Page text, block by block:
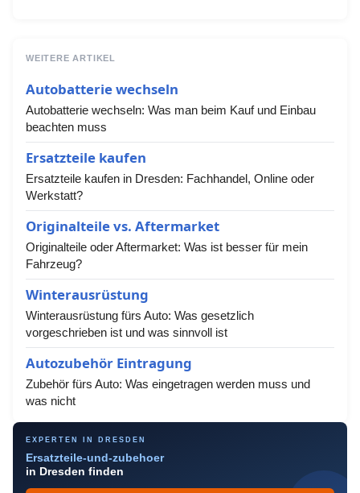
WEITERE ARTIKEL
Autobatterie wechseln
Autobatterie wechseln: Was man beim Kauf und Einbau
beachten muss
Ersatzteile kaufen
Ersatzteile kaufen in Dresden: Fachhandel, Online oder
Werkstatt?
Originalteile vs. Aftermarket
Originalteile oder Aftermarket: Was ist besser für mein
Fahrzeug?
Winterausrüstung
Winterausrüstung fürs Auto: Was gesetzlich
vorgeschrieben ist und was sinnvoll ist
Autozubehör Eintragung
Zubehör fürs Auto: Was eingetragen werden muss und
was nicht
EXPERTEN IN DRESDEN
Ersatzteile-und-zubehoer
in Dresden finden